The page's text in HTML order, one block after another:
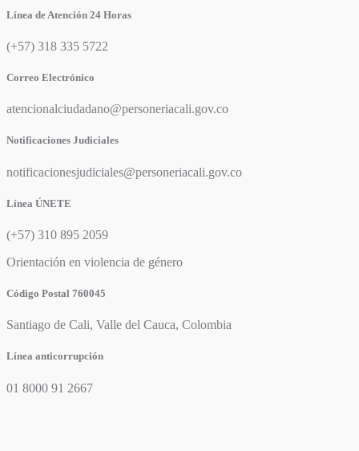
Línea de Atención 24 Horas
(+57) 318 335 5722
Correo Electrónico
atencionalciudadano@personeriacali.gov.co
Notificaciones Judiciales
notificacionesjudiciales@personeriacali.gov.co
Línea ÚNETE
(+57) 310 895 2059
Orientación en violencia de género
Código Postal 760045
Santiago de Cali, Valle del Cauca, Colombia
Línea anticorrupción
01 8000 91 2667